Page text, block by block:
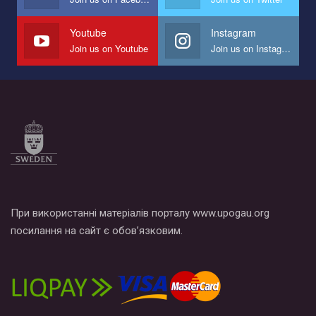
наш план по борьбе с насилием и дискриминацией на почве
СОГИ в Украине.
Все, что вам нужно сделать - это зайти на наш канал YouTube
Youtube
Join us on Youtube
Instagram
Join us on Instagram
При використанні матеріалів порталу www.upogau.org
посилання на сайт є обов’язковим.